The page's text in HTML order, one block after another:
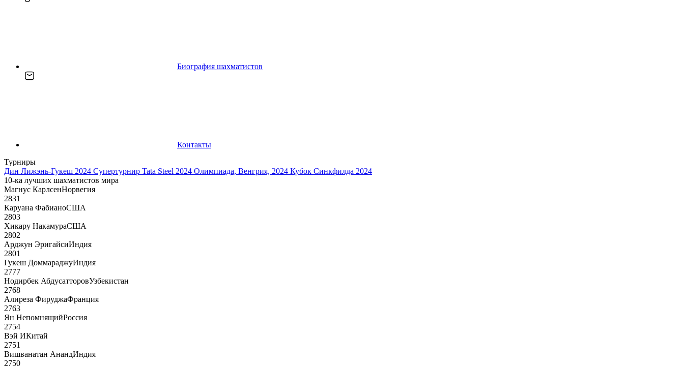
Биография шахматистов
Контакты
Турниры
Дин Лижэнь-Гукеш 2024 Супертурнир Tata Steel 2024 Олимпиада, Венгрия, 2024 Кубок Синкфилда 2024
10-ка лучших шахматистов мира
Магнус КарлсенНорвегия
2831
Каруана ФабианоСША
2803
Хикару НакамураСША
2802
Арджун ЭригайсиИндия
2801
Гукеш ДоммараджуИндия
2777
Нодирбек АбдусатторовУзбекистан
2768
Алиреза ФируджаФранция
2763
Ян НепомнящийРоссия
2754
Вэй ИКитай
2751
Вишванатан АнандИндия
2750